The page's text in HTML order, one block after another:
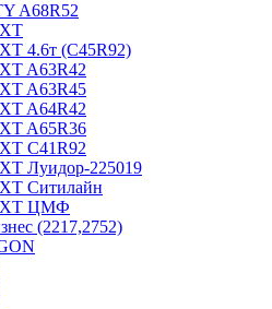
A68R52
4.6т (C45R92)
A63R42
A63R45
A64R42
A65R36
C41R92
Луидор-225019
Ситилайн
ЦМФ
(2217,2752)